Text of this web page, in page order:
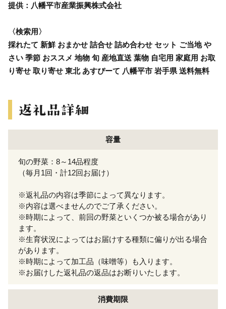
提供：八幡平市産業振興株式会社
〈検索用〉
採れたて 新鮮 おまかせ 詰合せ 詰め合わせ セット ご当地 や
さい 季節 おススメ 地物 旬 産地直送 葉物 自宅用 家庭用 お取
り寄せ 取り寄せ 東北 あすぴーて 八幡平市 岩手県 送料無料
容量
旬の野菜：8～14品程度
（毎月1回・計12回お届け）
※返礼品の内容は季節によって異なります。
※内容は選べませんのでご了承ください。
※時期によって、前回の野菜といくつか被る場合があり
ます。
※生育状況によってはお届けする種類に偏りが出る場合
があります。
※時期によって加工品（味噌等）も入ります。
※お届けした返礼品の返品はお断りいたします。
消費期限